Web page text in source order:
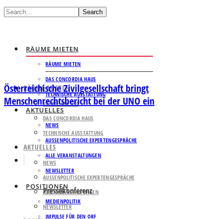
Search
RÄUME MIETEN
RÄUME MIETEN
DAS CONCORDIA HAUS
TECHNISCHE AUSSTATTUNG
AKTUELLES
NEWS
AUSSENPOLITISCHE EXPERTENGESPRÄCHE
ALLE VERANSTALTUNGEN
NEWSLETTER
POSITIONEN
MEDIENPOLITIK
IMPULSE FÜR DEN ORF
RÄUME MIETEN
RÄUME MIETEN
DAS CONCORDIA HAUS
TECHNISCHE AUSSTATTUNG
AKTUELLES
NEWS
AUSSENPOLITISCHE EXPERTENGESPRÄCHE
ALLE VERANSTALTUNGEN
NEWSLETTER
Österreichische Zivilgesellschaft bringt
Menschenrechtsbericht bei der UNO ein
Pressekonferenz